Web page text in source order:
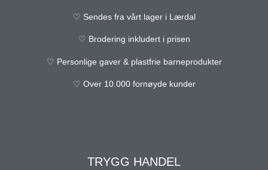
♡ Sendes fra vårt lager i Lærdal
♡ Brodering inkludert i prisen
♡ Personlige gaver & plastfrie barneprodukter
♡ Over 10.000 fornøyde kunder
TRYGG HANDEL